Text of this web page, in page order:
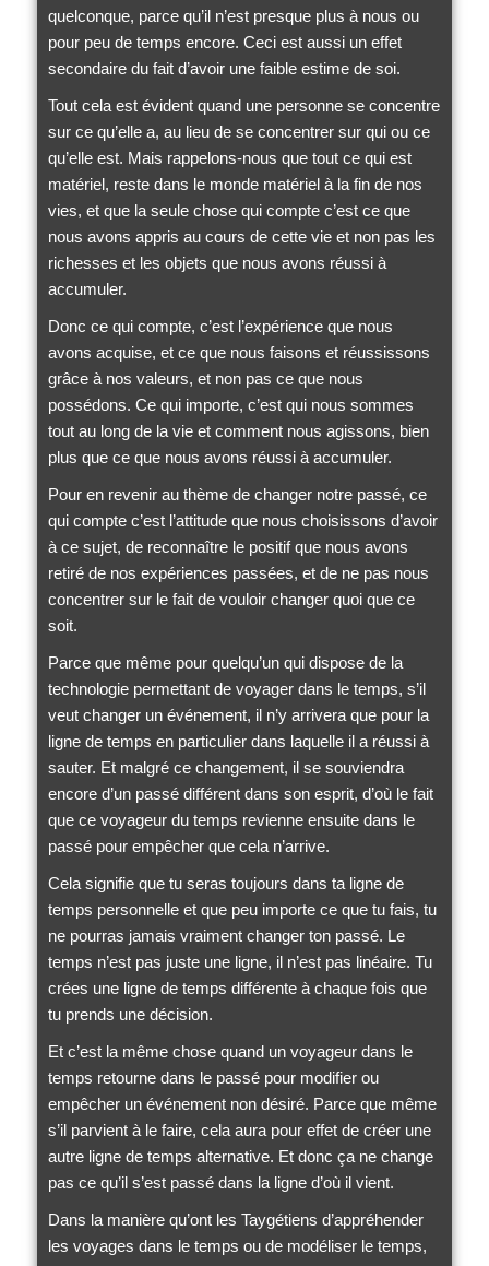
quelconque, parce qu’il n’est presque plus à nous ou
pour peu de temps encore. Ceci est aussi un effet
secondaire du fait d’avoir une faible estime de soi.
Tout cela est évident quand une personne se concentre
sur ce qu’elle a, au lieu de se concentrer sur qui ou ce
qu’elle est. Mais rappelons-nous que tout ce qui est
matériel, reste dans le monde matériel à la fin de nos
vies, et que la seule chose qui compte c’est ce que
nous avons appris au cours de cette vie et non pas les
richesses et les objets que nous avons réussi à
accumuler.
Donc ce qui compte, c’est l’expérience que nous
avons acquise, et ce que nous faisons et réussissons
grâce à nos valeurs, et non pas ce que nous
possédons. Ce qui importe, c’est qui nous sommes
tout au long de la vie et comment nous agissons, bien
plus que ce que nous avons réussi à accumuler.
Pour en revenir au thème de changer notre passé, ce
qui compte c’est l’attitude que nous choisissons d’avoir
à ce sujet, de reconnaître le positif que nous avons
retiré de nos expériences passées, et de ne pas nous
concentrer sur le fait de vouloir changer quoi que ce
soit.
Parce que même pour quelqu’un qui dispose de la
technologie permettant de voyager dans le temps, s’il
veut changer un événement, il n’y arrivera que pour la
ligne de temps en particulier dans laquelle il a réussi à
sauter. Et malgré ce changement, il se souviendra
encore d’un passé différent dans son esprit, d’où le fait
que ce voyageur du temps revienne ensuite dans le
passé pour empêcher que cela n’arrive.
Cela signifie que tu seras toujours dans ta ligne de
temps personnelle et que peu importe ce que tu fais, tu
ne pourras jamais vraiment changer ton passé. Le
temps n’est pas juste une ligne, il n’est pas linéaire. Tu
crées une ligne de temps différente à chaque fois que
tu prends une décision.
Et c’est la même chose quand un voyageur dans le
temps retourne dans le passé pour modifier ou
empêcher un événement non désiré. Parce que même
s’il parvient à le faire, cela aura pour effet de créer une
autre ligne de temps alternative. Et donc ça ne change
pas ce qu’il s’est passé dans la ligne d’où il vient.
Dans la manière qu’ont les Taygétiens d’appréhender
les voyages dans le temps ou de modéliser le temps,